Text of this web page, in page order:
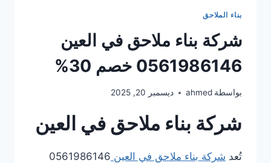
بناء الملاحق
شركة بناء ملاحق في العين
0561986146 خصم 30%
بواسطة ahmed ديسمبر 20, 2025
شركة بناء ملاحق في العين
تُعد شركة بناء ملاحق في العين 0561986146